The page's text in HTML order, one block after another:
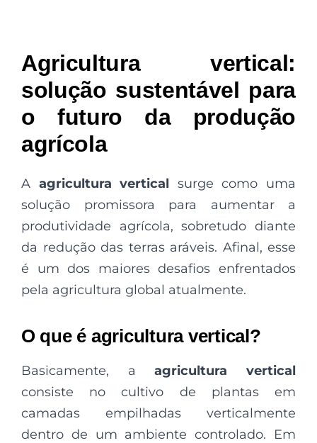
Agricultura vertical:
solução sustentável para
o futuro da produção
agrícola
A agricultura vertical surge como uma
solução promissora para aumentar a
produtividade agrícola, sobretudo diante
da redução das terras aráveis. Afinal, esse
é um dos maiores desafios enfrentados
pela agricultura global atualmente.
O que é agricultura vertical?
Basicamente, aagricultura vertical
consiste no cultivo de plantas em
camadas empilhadas verticalmente
dentro de um ambiente controlado. Em